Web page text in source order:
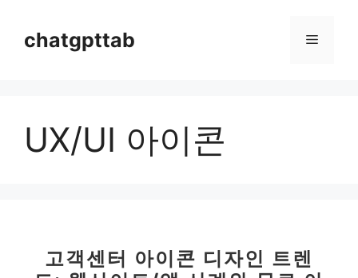
chatgpttab 메
UX/UI 아이콘
고객센터 아이콘 디자인 트렌